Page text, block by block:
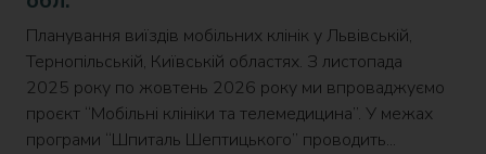
Планування виїздів мобільних клінік у Львівській,
Тернопільській, Київській областях. З листопада
2025 року по жовтень 2026 року ми впроваджуємо
проєкт “Мобільні клініки та телемедицина”. У межах
програми “Шпиталь Шептицького” проводить...